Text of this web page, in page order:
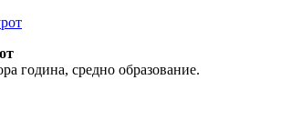
година, средно образование.